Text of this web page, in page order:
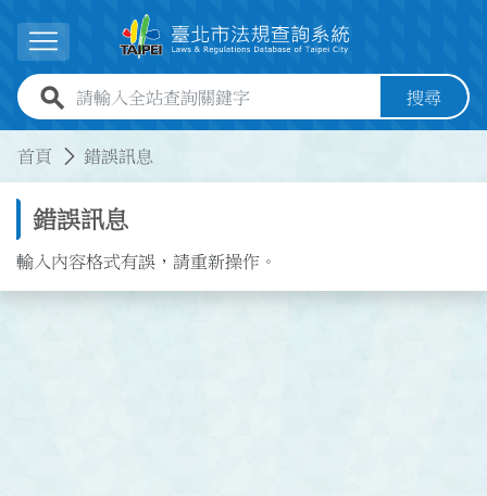
展開選單
全站查詢關鍵字欄位 搜尋
首頁 錯誤訊息
錯誤訊息
輸入內容格式有誤，請重新操作。